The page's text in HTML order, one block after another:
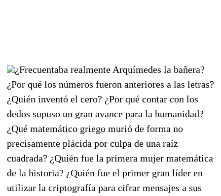
¿Frecuentaba realmente Arquímedes la bañera?
¿Por qué los números fueron anteriores a las letras?
¿Quién inventó el cero? ¿Por qué contar con los
dedos supuso un gran avance para la humanidad?
¿Qué matemático griego murió de forma no
precisamente plácida por culpa de una raíz
cuadrada? ¿Quién fue la primera mujer matemática
de la historia? ¿Quién fue el primer gran líder en
utilizar la criptografía para cifrar mensajes a sus